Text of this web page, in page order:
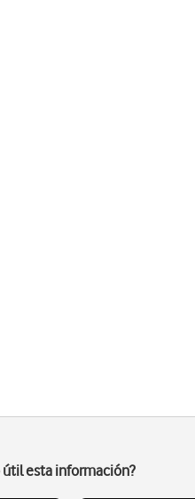
útil esta información?